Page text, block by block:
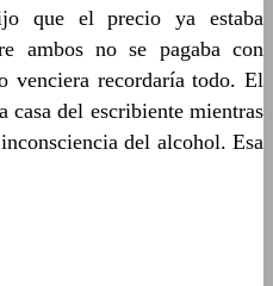
que el precio ya estaba
ambos no se pagaba con
venciera recordaría todo. El
del escribiente mientras
del alcohol. Esa